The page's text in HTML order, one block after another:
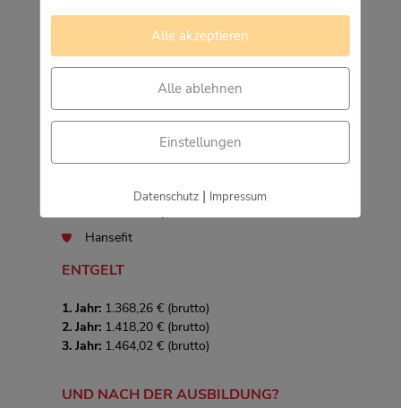
Öffentlichen Dienst
Verkürzte Ausbildungsdauer bei sehr guten
Leistungen
Aktions-Einführungswoche als Auftakt
Zusätzliche Seminare neben Deinem
Hansefit
ENTGELT
1. Jahr: 1.368,26 € (brutto)
2. Jahr: 1.418,20 € (brutto)
3. Jahr: 1.464,02 € (brutto)
UND NACH DER AUSBILDUNG?
Alle akzeptieren
Alle ablehnen
Einstellungen
Datenschutz | Impressum